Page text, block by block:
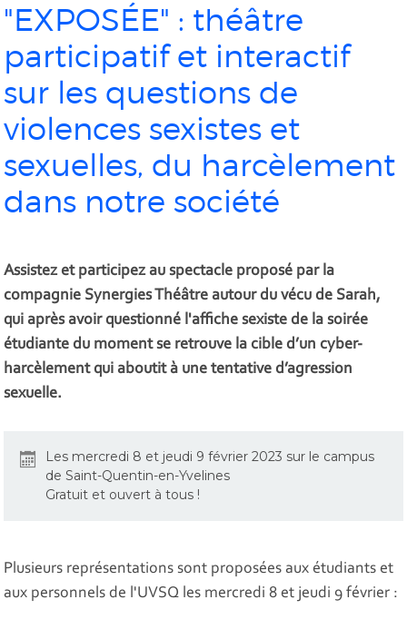
"EXPOSÉE" : théâtre
participatif et interactif
sur les questions de
violences sexistes et
sexuelles, du harcèlement
dans notre société
Assistez et participez au spectacle proposé par la
compagnie Synergies Théâtre autour du vécu de Sarah,
qui après avoir questionné l'affiche sexiste de la soirée
étudiante du moment se retrouve la cible d’un cyber-
harcèlement qui aboutit à une tentative d’agression
sexuelle.
Les mercredi 8 et jeudi 9 février 2023 sur le campus
de Saint-Quentin-en-Yvelines
Gratuit et ouvert à tous !
Plusieurs représentations sont proposées aux étudiants et
aux personnels de l'UVSQ les mercredi 8 et jeudi 9 février :